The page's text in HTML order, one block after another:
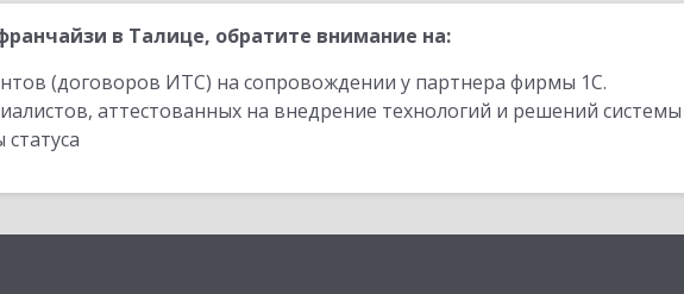
в Талице, обратите внимание на:
(договоров ИТС) на сопровождении у партнера фирмы 1С.
аттестованных на внедрение технологий и решений